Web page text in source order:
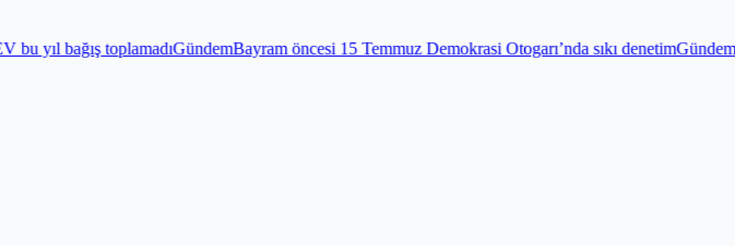
GündemBayram öncesi 15 Temmuz Demokrasi Otogarı’nda sıkı denetimGündem Edirnekapı